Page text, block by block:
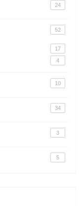
24
52
17
4
10
34
3
5